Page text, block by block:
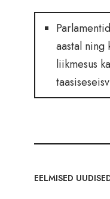
aastal
liikmesus
EELMISED